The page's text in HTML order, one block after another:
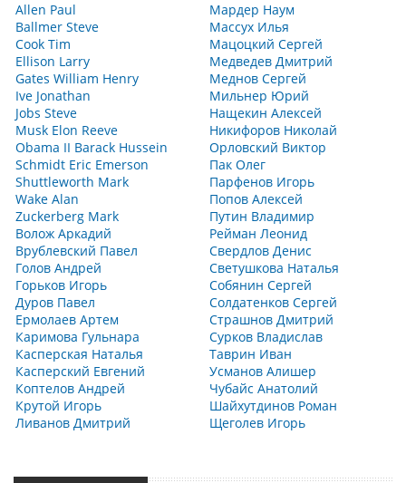
Allen Paul
Ballmer Steve
Cook Tim
Ellison Larry
Gates William Henry
Ive Jonathan
Jobs Steve
Musk Elon Reeve
Obama II Barack Hussein
Schmidt Eric Emerson
Shuttleworth Mark
Wake Alan
Zuckerberg Mark
Волож Аркадий
Врублевский Павел
Голов Андрей
Горьков Игорь
Дуров Павел
Ермолаев Артем
Каримова Гульнара
Касперская Наталья
Касперский Евгений
Коптелов Андрей
Крутой Игорь
Ливанов Дмитрий
Мардер Наум
Массух Илья
Мацоцкий Сергей
Медведев Дмитрий
Меднов Сергей
Мильнер Юрий
Нащекин Алексей
Никифоров Николай
Орловский Виктор
Пак Олег
Парфенов Игорь
Попов Алексей
Путин Владимир
Рейман Леонид
Свердлов Денис
Светушкова Наталья
Собянин Сергей
Солдатенков Сергей
Страшнов Дмитрий
Сурков Владислав
Таврин Иван
Усманов Алишер
Чубайс Анатолий
Шайхутдинов Роман
Щеголев Игорь